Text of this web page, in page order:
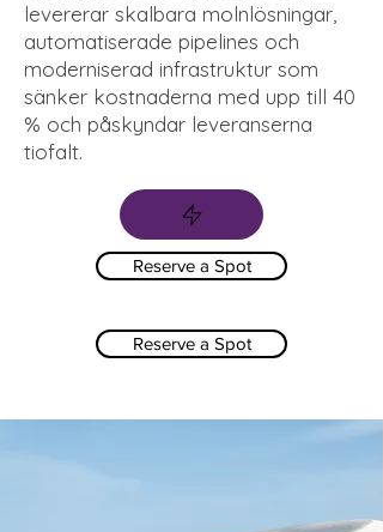
levererar skalbara molnlösningar,
automatiserade pipelines och
moderniserad infrastruktur som
sänker kostnaderna med upp till 40
% och påskyndar leveranserna
tiofalt.
Reserve a Spot
Reserve a Spot